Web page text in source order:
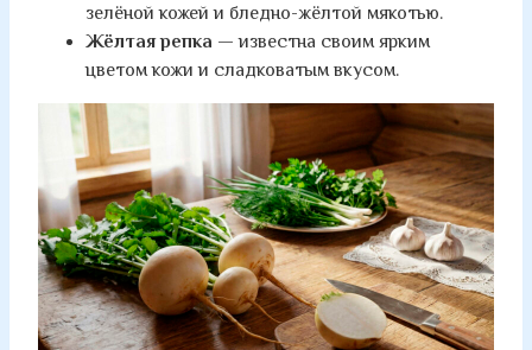
зелёной кожей и бледно-жёлтой мякотью.
Жёлтая репка — известна своим ярким
цветом кожи и сладковатым вкусом.